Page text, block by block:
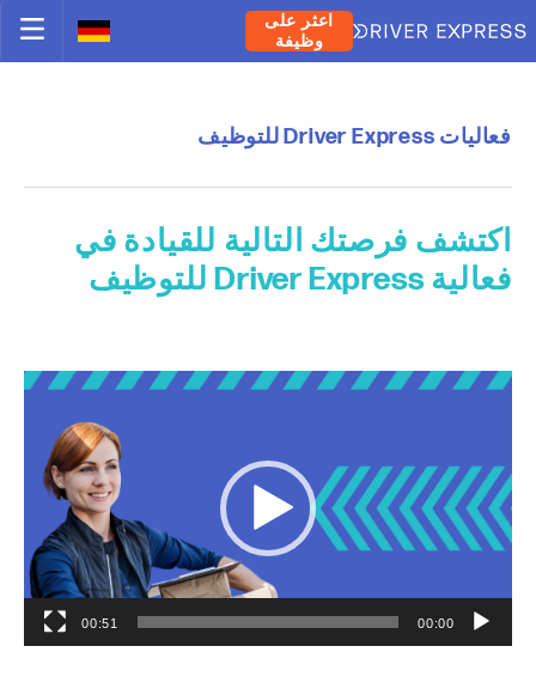
اعثر على
وظيفة
فعاليات Driver Express للتوظيف
اكتشف فرصتك التالية للقيادة في
فعالية Driver Express للتوظيف
V
o
P
l
a
00:00
00:51